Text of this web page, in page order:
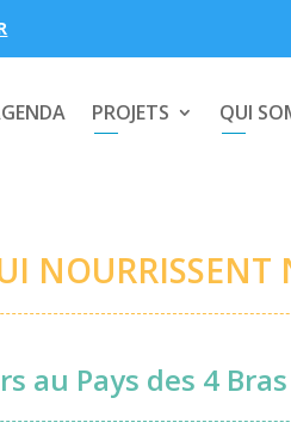
PROJETS QUI
au Pays des 4